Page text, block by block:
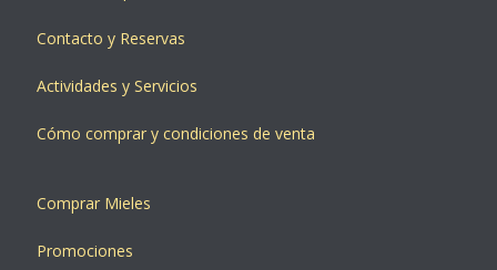
Contacto y Reservas
Actividades y Servicios
Cómo comprar y condiciones de venta
Comprar Mieles
Promociones